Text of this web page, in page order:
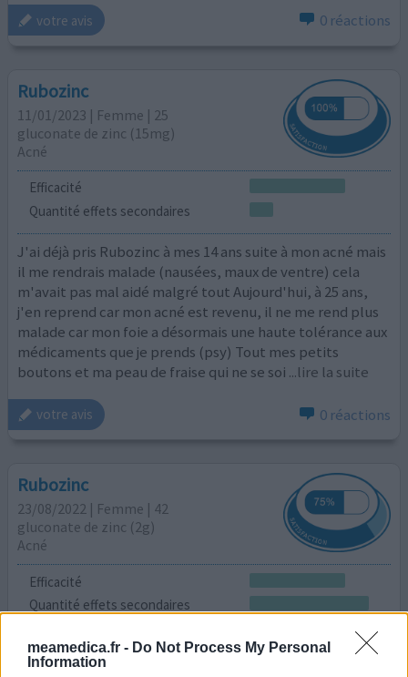
meamedica.fr - Do Not Process My Personal
Information
votre avis 0 réactions
Rubozinc
11/01/2023 | Femme | 25
gluconate de zinc (15mg)
Acné
Efficacité
Quantité effets secondaires
J'ai déjà pris Rubozinc à mes 14 ans suite à mon acné mais
il me rendrais malade (nausées, maux de ventre) cela
m'avait pas mal aidé malgré tout Aujourd'hui, à 25 ans,
j'en reprend car mon acné est revenu, il ne me rend plus
malade car mon foie a désormais une haute tolérance aux
médicaments que je prends (psy) Tout mes petits
boutons et ma peau de fraise qui ne se soi ...lire la suite
votre avis 0 réactions
Rubozinc
23/08/2022 | Femme | 42
gluconate de zinc (2g)
Acné
Efficacité
Quantité effets secondaires
J’avais pris rubozinc adolescente pour apaiser mon acné
avec succès Suite à la prescription de ma dermatologue